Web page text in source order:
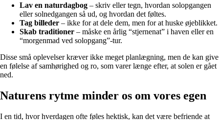
Lav en naturdagbog – skriv eller tegn, hvordan solopgangen
eller solnedgangen så ud, og hvordan det føltes.
Tag billeder – ikke for at dele dem, men for at huske øjeblikket.
Skab traditioner – måske en årlig “stjernenat” i haven eller en
“morgenmad ved solopgang”-tur.
Disse små oplevelser kræver ikke meget planlægning, men de kan give
en følelse af samhørighed og ro, som varer længe efter, at solen er gået
ned.
Naturens rytme minder os om vores egen
I en tid, hvor hverdagen ofte føles hektisk, kan det være befriende at